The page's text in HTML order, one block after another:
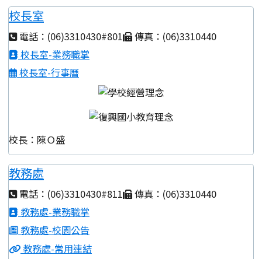
校長室
電話：(06)3310430#801
傳真：(06)3310440
校長室-業務職掌
校長室-行事曆
校長：陳Ｏ盛
教務處
電話：(06)3310430#811
傳真：(06)3310440
教務處-業務職掌
教務處-校園公告
教務處-常用連結